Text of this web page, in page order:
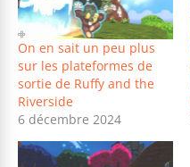
On en sait un peu plus
sur les plateformes de
sortie de Ruffy and the
Riverside
6 décembre 2024